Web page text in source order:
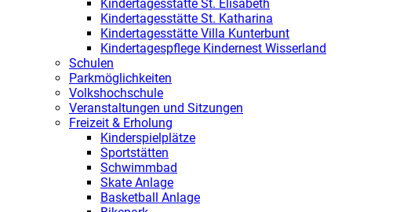
Kindertagesstätte St. Elisabeth
Kindertagesstätte St. Katharina
Kindertagesstätte Villa Kunterbunt
Kindertagespflege Kindernest Wisserland
Schulen
Parkmöglichkeiten
Volkshochschule
Veranstaltungen und Sitzungen
Freizeit & Erholung
Kinderspielplätze
Sportstätten
Schwimmbad
Skate Anlage
Basketball Anlage